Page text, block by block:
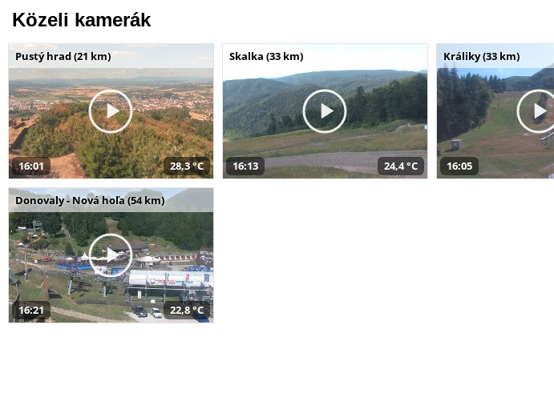
Közeli kamerák
Pustý hrad (21 km)
16:01 28,3 °C
Skalka (33 km)
16:13 24,4 °C
Králiky (33 km)
16:05
Donovaly - Nová hoľa (54 km)
16:21 22,8 °C